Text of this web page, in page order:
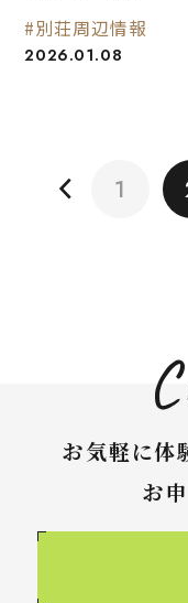
#別荘周辺情報
2026.01.08
1
お気軽に体
お